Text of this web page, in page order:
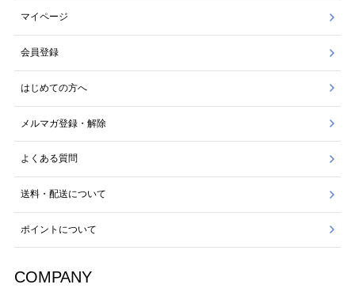
マイページ
会員登録
はじめての方へ
メルマガ登録・解除
よくある質問
送料・配送について
ポイントについて
COMPANY